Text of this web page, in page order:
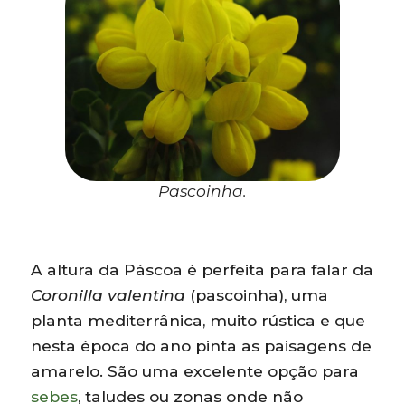
Pascoinha.
A altura da Páscoa é perfeita para falar da
Coronilla valentina (pascoinha), uma
planta mediterrânica, muito rústica e que
nesta época do ano pinta as paisagens de
amarelo. São uma excelente opção para
sebes, taludes ou zonas onde não